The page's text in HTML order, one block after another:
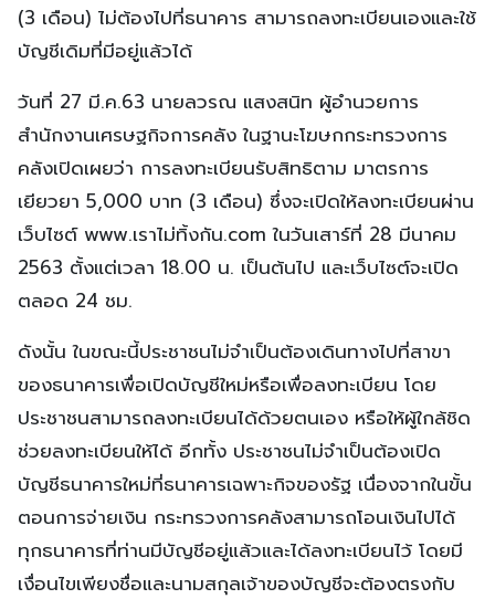
(3 เดือน) ไม่ต้องไปที่ธนาคาร สามารถลงทะเบียนเองและใช้
บัญชีเดิมที่มีอยู่แล้วได้
วันที่ 27 มี.ค.63 นายลวรณ แสงสนิท ผู้อำนวยการ
สำนักงานเศรษฐกิจการคลัง ในฐานะโฆษกกระทรวงการ
คลังเปิดเผยว่า การลงทะเบียนรับสิทธิตาม มาตรการ
เยียวยา 5,000 บาท (3 เดือน) ซึ่งจะเปิดให้ลงทะเบียนผ่าน
เว็บไซต์ www.เราไม่ทิ้งกัน.com ในวันเสาร์ที่ 28 มีนาคม
2563 ตั้งแต่เวลา 18.00 น. เป็นต้นไป และเว็บไซต์จะเปิด
ตลอด 24 ชม.
ดังนั้น ในขณะนี้ประชาชนไม่จำเป็นต้องเดินทางไปที่สาขา
ของธนาคารเพื่อเปิดบัญชีใหม่หรือเพื่อลงทะเบียน โดย
ประชาชนสามารถลงทะเบียนได้ด้วยตนเอง หรือให้ผู้ใกล้ชิด
ช่วยลงทะเบียนให้ได้ อีกทั้ง ประชาชนไม่จำเป็นต้องเปิด
บัญชีธนาคารใหม่ที่ธนาคารเฉพาะกิจของรัฐ เนื่องจากในขั้น
ตอนการจ่ายเงิน กระทรวงการคลังสามารถโอนเงินไปได้
ทุกธนาคารที่ท่านมีบัญชีอยู่แล้วและได้ลงทะเบียนไว้ โดยมี
เงื่อนไขเพียงชื่อและนามสกุลเจ้าของบัญชีจะต้องตรงกับ